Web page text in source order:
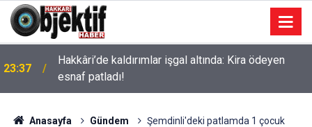
23:37
Hakkâri’de kaldırımlar işgal altında: Kira ödeyen
esnaf patladı!
Anasayfa Gündem
Şemdinli'deki patlamda 1 çocuk